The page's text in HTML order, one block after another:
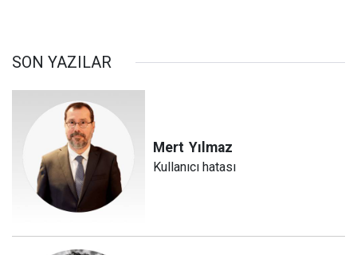
SON YAZILAR
Mert Yılmaz
Kullanıcı hatası